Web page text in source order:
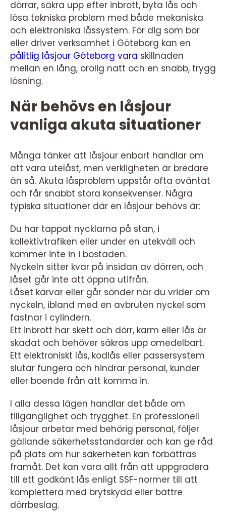
dörrar, säkra upp efter inbrott, byta lås och
lösa tekniska problem med både mekaniska
och elektroniska låssystem. För dig som bor
eller driver verksamhet i Göteborg kan en
pålitlig låsjour Göteborg vara skillnaden
mellan en lång, orolig natt och en snabb, trygg
lösning.
När behövs en låsjour
vanliga akuta situationer
Många tänker att låsjour enbart handlar om
att vara utelåst, men verkligheten är bredare
än så. Akuta låsproblem uppstår ofta oväntat
och får snabbt stora konsekvenser. Några
typiska situationer där en låsjour behövs är:
Du har tappat nycklarna på stan, i
kollektivtrafiken eller under en utekväll och
kommer inte in i bostaden.
Nyckeln sitter kvar på insidan av dörren, och
låset går inte att öppna utifrån.
Låset kärvar eller går sönder när du vrider om
nyckeln, ibland med en avbruten nyckel som
fastnar i cylindern.
Ett inbrott har skett och dörr, karm eller lås är
skadat och behöver säkras upp omedelbart.
Ett elektroniskt lås, kodlås eller passersystem
slutar fungera och hindrar personal, kunder
eller boende från att komma in.
I alla dessa lägen handlar det både om
tillgänglighet och trygghet. En professionell
låsjour arbetar med behörig personal, följer
gällande säkerhetsstandarder och kan ge råd
på plats om hur säkerheten kan förbättras
framåt. Det kan vara allt från att uppgradera
till ett godkänt lås enligt SSF-normer till att
komplettera med brytskydd eller bättre
dörrbeslag.